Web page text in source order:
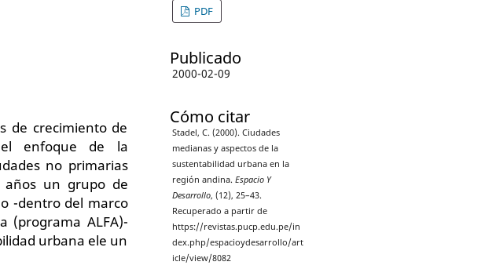
de crecimiento de
el enfoque de la
no primarias
años un grupo de
-dentro del marco
(programa ALFA)-
urbana ele un
PDF
Publicado
2000-02-09
Cómo citar
Stadel, C. (2000). Ciudades
medianas y aspectos de la
sustentabilidad urbana en la
región andina. Espacio Y
Desarrollo, (12), 25–43.
Recuperado a partir de
https://revistas.pucp.edu.pe/in
dex.php/espacioydesarrollo/art
icle/view/8082